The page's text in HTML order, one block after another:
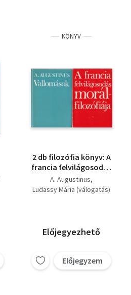
KÖNYV
2 db filozófia könyv: A
francia felvilágosodás
morálfilozófiája +
Vallomások
A. Augustinus
Ludassy Mária (válogatás)
Előjegyezhető
Előjegyzem